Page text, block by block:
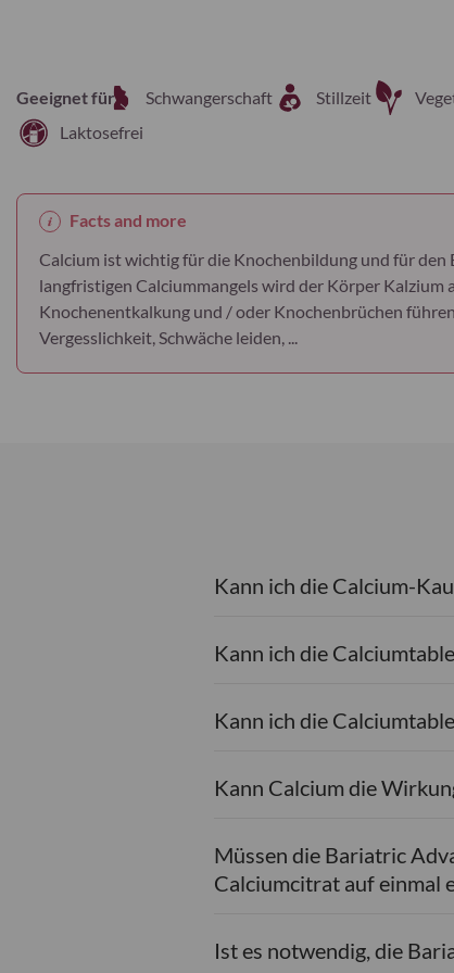
Geeignet für Schwangerschaft Stillzeit
Laktosefrei
Facts and more
Calcium ist wichtig für die Knochenbildung und für den
langfristigen Calciummangels wird der Körper Kalzium
Knochenentkalkung und / oder Knochenbrüchen
Vergesslichkeit, Schwäche leiden, ...
Kann ich die Calcium-
Kann ich die
Kann ich die
Kann Calcium die
Müssen die Bariatric
Calciumcitrat auf einmal
Ist es notwendig, die